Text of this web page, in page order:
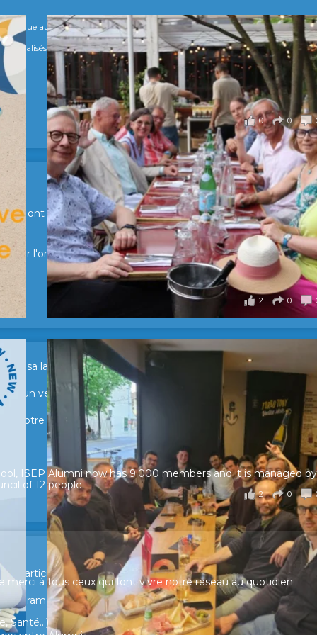
au service de l'humain !
Spécialisés, qui allient excellence technologique et valeurs humaines, au cœur
0 0
ont partagé un moment convivial de retrouvailles et
pour l'organisation !
2 0
sa lancée ! 🚀🚀
d’un verre pour échanger, partager leurs expériences et
notre réseau.
2 0
participer et faire entendre votre voix !
complet de la situation socio-professionnelle des
ISEP Alumni now has 9.000 members and it is managed
of 12 people
à tous ceux qui font vivre notre réseau au quotidien.
Santé...)